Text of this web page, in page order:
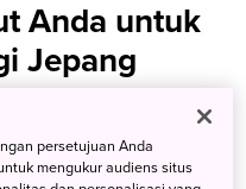
Anda untuk
Jepang
untuk difoto, atau
mengepul di sebuah
persetujuan Anda
mengukur audiens situs